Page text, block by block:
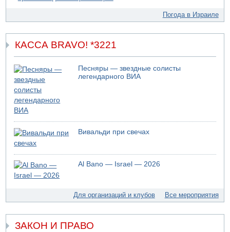
Двое погибших при столкновении автомобилей на 1
Погода в Израиле
КАССА BRAVO! *3221
Песняры — звездные солисты
легендарного ВИА
Вивальди при свечах
Al Bano — Israel — 2026
Для организаций и клубов Все мероприятия
ЗАКОН И ПРАВО